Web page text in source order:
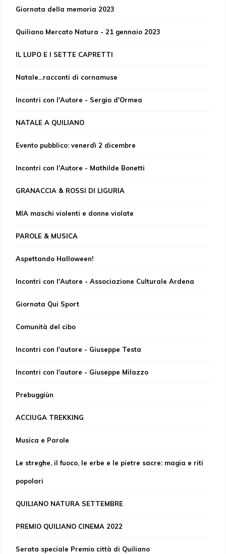
Giornata della memoria 2023
Quiliano Mercato Natura - 21 gennaio 2023
IL LUPO E I SETTE CAPRETTI
Natale...racconti di cornamuse
Incontri con l'Autore - Sergio d'Ormea
NATALE A QUILIANO
Evento pubblico: venerdì 2 dicembre
Incontri con l'Autore - Mathilde Bonetti
GRANACCIA & ROSSI DI LIGURIA
MIA maschi violenti e donne violate
PAROLE & MUSICA
Aspettando Halloween!
Incontri con l'Autore - Associazione Culturale Ardena
Giornata Qui Sport
Comunità del cibo
Incontri con l'autore - Giuseppe Testa
Incontri con l'autore - Giuseppe Milazzo
Prebuggiùn
ACCIUGA TREKKING
Musica e Parole
Le streghe, il fuoco, le erbe e le pietre sacre: magia e riti
popolari
QUILIANO NATURA SETTEMBRE
PREMIO QUILIANO CINEMA 2022
Serata speciale Premio città di Quiliano